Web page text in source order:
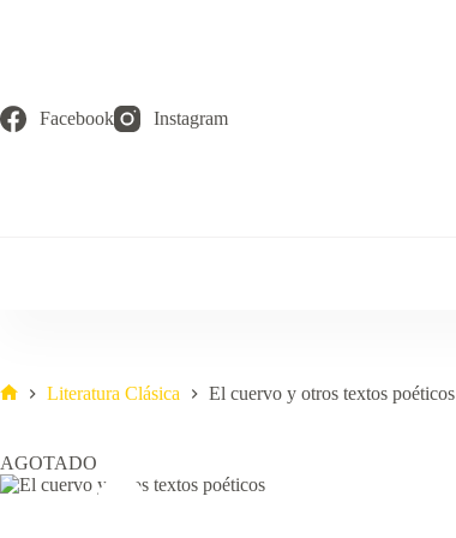
Facebook Instagram
Literatura Clásica El cuervo y otros textos poéticos
AGOTADO